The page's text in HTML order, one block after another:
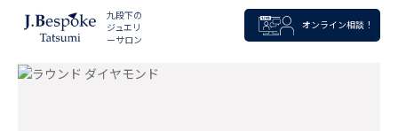
九段下の
ジュエリ
ーサロン
オンライン相談！